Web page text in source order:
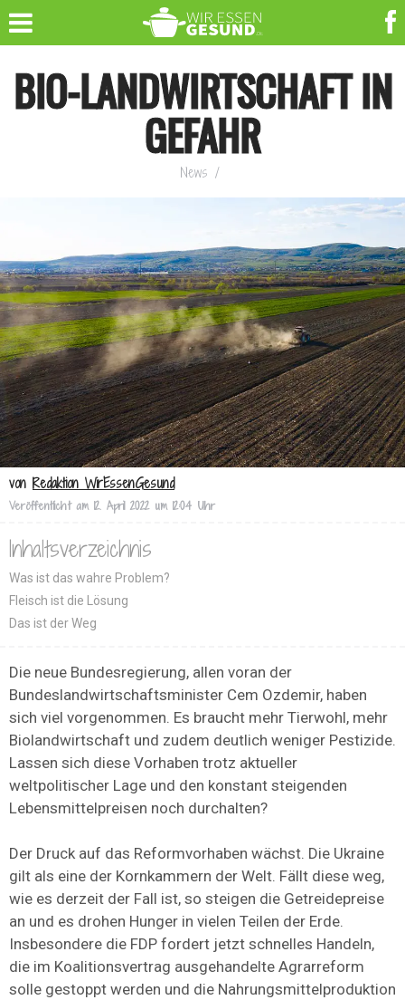
BIO-LANDWIRTSCHAFT IN
GEFAHR
News /
von Redaktion WirEssenGesund
Veröffentlicht am 12. April 2022 um 12:04 Uhr
Inhaltsverzeichnis
Was ist das wahre Problem?
Fleisch ist die Lösung
Das ist der Weg
Die neue Bundesregierung, allen voran der
Bundeslandwirtschaftsminister Cem Ozdemir, haben
sich viel vorgenommen. Es braucht mehr Tierwohl, mehr
Biolandwirtschaft und zudem deutlich weniger Pestizide.
Lassen sich diese Vorhaben trotz aktueller
weltpolitischer Lage und den konstant steigenden
Lebensmittelpreisen noch durchalten?
Der Druck auf das Reformvorhaben wächst. Die Ukraine
gilt als eine der Kornkammern der Welt. Fällt diese weg,
wie es derzeit der Fall ist, so steigen die Getreidepreise
an und es drohen Hunger in vielen Teilen der Erde.
Insbesondere die FDP fordert jetzt schnelles Handeln,
die im Koalitionsvertrag ausgehandelte Agrarreform
solle gestoppt werden und die Nahrungsmittelproduktion